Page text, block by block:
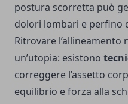
postura scorretta può
dolori lombari e perfino
Ritrovare l’allineamento
un’utopia: esistono
correggere l’assetto
equilibrio e forza alla